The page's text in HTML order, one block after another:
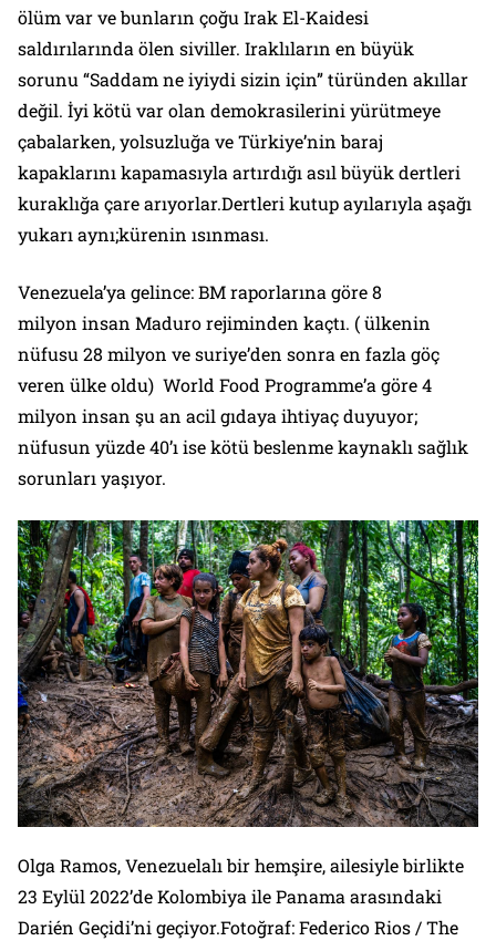
ölüm var ve bunların çoğu Irak El-Kaidesi
saldırılarında ölen siviller. Iraklıların en büyük
sorunu “Saddam ne iyiydi sizin için” türünden akıllar
değil. İyi kötü var olan demokrasilerini yürütmeye
çabalarken, yolsuzluğa ve Türkiye’nin baraj
kapaklarını kapamasıyla artırdığı asıl büyük dertleri
kuraklığa çare arıyorlar.Dertleri kutup ayılarıyla aşağı
yukarı aynı;kürenin ısınması.
Venezuela’ya gelince: BM raporlarına göre 8
milyon insan Maduro rejiminden kaçtı. ( ülkenin
nüfusu 28 milyon ve suriye’den sonra en fazla göç
veren ülke oldu) World Food Programme’a göre 4
milyon insan şu an acil gıdaya ihtiyaç duyuyor;
nüfusun yüzde 40’ı ise kötü beslenme kaynaklı sağlık
sorunları yaşıyor.
Olga Ramos, Venezuelalı bir hemşire, ailesiyle birlikte
23 Eylül 2022’de Kolombiya ile Panama arasındaki
Darién Geçidi’ni geçiyor.Fotoğraf: Federico Rios / The